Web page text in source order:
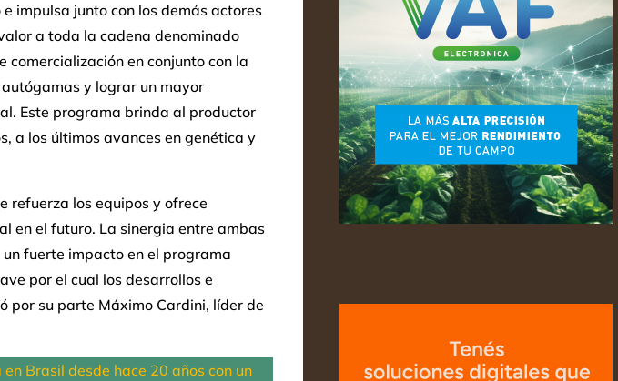
impulsa junto con los demás actores
a toda la cadena denominado
comercialización en conjunto con la
y lograr un mayor
Este programa brinda al productor
a los últimos avances en genética y
refuerza los equipos y ofrece
en el futuro. La sinergia entre ambas
fuerte impacto en el programa
por el cual los desarrollos e
por su parte Máximo Cardini, líder de
Brasil desde hace 20 años con un